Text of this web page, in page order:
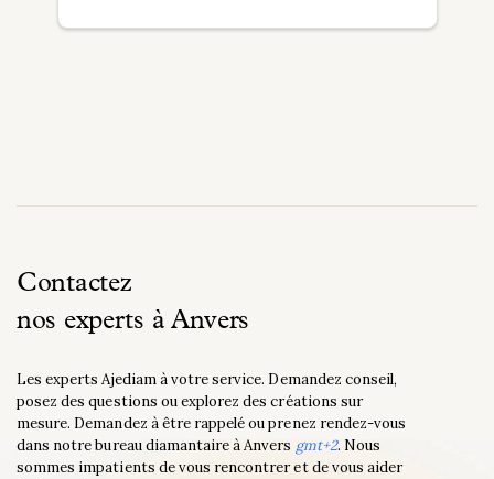
Contactez
nos experts à Anvers
Les experts Ajediam à votre service. Demandez conseil,
posez des questions ou explorez des créations sur
mesure. Demandez à être rappelé ou prenez rendez-vous
dans notre bureau diamantaire à Anvers gmt+2. Nous
sommes impatients de vous rencontrer et de vous aider